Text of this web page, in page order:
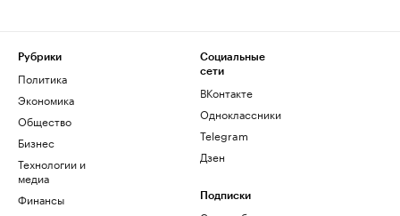
Рубрики
Политика
Экономика
Общество
Бизнес
Технологии и
медиа
Финансы
Социальные
сети
ВКонтакте
Одноклассники
Telegram
Дзен
Подписки